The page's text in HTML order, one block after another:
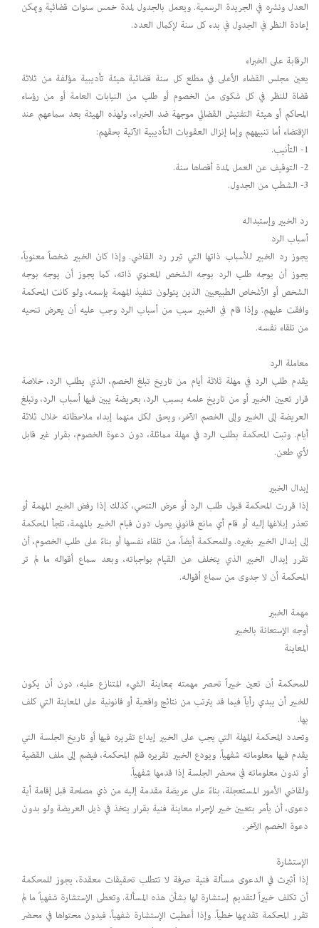
العدل ونشره في الجريدة الرسمية. ويعمل بالجدول لمدة خمس سنوات قضائية ويمكن
إعادة النظر في الجدول في بدء كل سنة لإكمال العدد.
الرقابة على الخبراء
يعين مجلس القضاء الأعلى في مطلع كل سنة قضائية هيئة تأديبية مؤلفة من ثلاثة
قضاة للنظر في كل شكوى من الخصوم أو طلب من النيابات العامة أو من رؤساء
المحاكم أو هيئة التفتيش القضائي موجهة ضد الخبراء، ولهذه الهيئة بعد سماعهم عند
الإقتضاء أما تنبيههم وإما إنزال العقوبات التأديبية الآتية بحقهم:
1- التأنيب.
2- التوقيف عن العمل لمدة أقصاها سنة.
3- الشطب من الجدول.
رد الخبير وإستبداله
أسباب الرد
يجوز رد الخبير للأسباب ذاتها التي تبرر رد القاضي. وإذا كان الخبير شخصاً معنوياً،
يجوز أن يوجه طلب الرد بوجه الشخص المعنوي ذاته، كما يجوز أن يوجه بوجه
الشخص أو الأشخاص الطبيعيين الذين يتولون تنفيذ المهمة بإسمه، ولو كانت المحكمة
وافقت عليهم. وإذا قام في الخبير سبب من أسباب الرد وجب عليه أن يعرض تنحيه
من تلقاء نفسه.
معاملة الرد
يقدم طلب الرد في مهلة ثلاثة أيام من تاريخ تبلغ الخصم، الذي يطلب الرد، خلاصة
قرار تعيين الخبير أو من تاريخ علمه بسبب الرد، بعريضة يبين فيها أسباب الرد، وتبلغ
العريضة إلى الخبير وإلى الخصم الآخر، ويحق لكل منهما إبداء ملاحظاته خلال ثلاثة
أيام. وتبت المحكمة بطلب الرد في مهلة مماثلة، دون دعوة الخصوم، بقرار غير قابل
لأي طعن.
إبدال الخبير
إذا قررت المحكمة قبول طلب الرد أو عرض التنحي، كذلك إذا رفض الخبير المهمة أو
تعذر إبلاغها إليه أو قام أي مانع قانوني يحول دون قيام الخبير بالمهمة، تلجأ المحكمة
إلى إبدال الخبير بغيره. وللمحكمة أيضاً، من تلقاء نفسها أو بناءً على طلب الخصوم، أن
تقرر إبدال الخبير الذي يتخلف عن القيام بواجباته، وبعد سماع أقواله ما لم تر
المحكمة أن لا جدوى من سماع أقواله.
مهمة الخبير
أوجه الإستعانة بالخبير
المعاينة
للمحكمة أن تعين خبيراً تحصر مهمته بمعاينة الشيء المتنازع عليه، دون أن يكون
للخبير أن يبدي رأياً فيما قد يترتب من نتائج واقعية أو قانونية على المعاينة التي كلف
بها.
وتحدد المحكمة المهلة التي يجب على الخبير إيداع تقريره فيها أو تاريخ الجلسة التي
يقدم فيها معلوماته شفهياً. ويودع الخبير تقريره قلم المحكمة، فيضم إلى ملف القضية
أو تدون معلوماته في محضر الجلسة إذا قدمها شفهياً.
ولقاضي الأمور المستعجلة، بناءً على عريضة مقدمة إليه من ذي مصلحة قبل إقامة أية
دعوى، أن يأمر بتعيين خبير لإجراء معاينة فنية بقرار يتخذ في ذيل العريضة ولو بدون
دعوة الخصم الآخر.
الإستشارة
إذا أثيرت في الدعوى مسألة فنية صرفة لا تتطلب تحقيقات معقدة، يجوز للمحكمة
أن تكلف خبيراً لتقديم إستشارة لها بشأن هذه المسألة. وتعطى الإستشارة شفهياً ما لم
تقرر المحكمة تقديمها خطياً. وإذا أعطيت الإستشارة شفهياً، فيدون محتواها في محضر